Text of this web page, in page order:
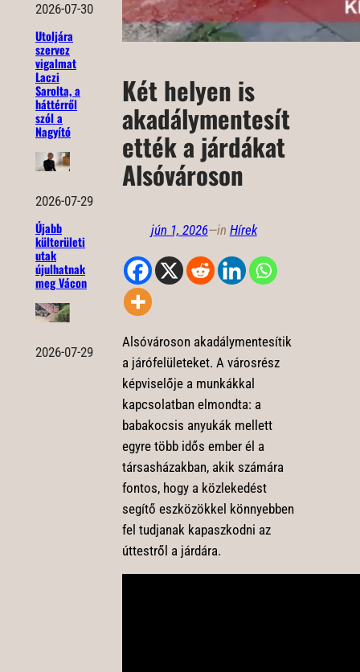
2026-07-30
Utoljára
szervez
vigalmat
Laczi
Sarolta, a
háttérről
szól a
Nagyító
2026-07-29
Újabb
külterületi
utak
újulhatnak
meg Vácon
2026-07-29
Két helyen is
akadálymentesít
ették a járdákat
Alsóvároson
jún 1, 2026—in Hírek
Alsóvároson akadálymentesítik
a járófelületeket. A városrész
képviselője a munkákkal
kapcsolatban elmondta: a
babakocsis anyukák mellett
egyre több idős ember él a
társasházakban, akik számára
fontos, hogy a közlekedést
segítő eszközökkel könnyebben
fel tudjanak kapaszkodni az
úttestről a járdára.